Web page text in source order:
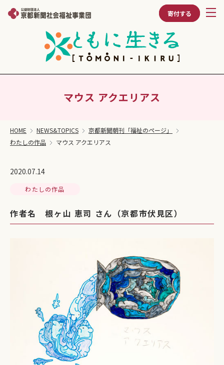
寄付する
マウス アクエリアス
HOME NEWS&TOPICS
京都新聞朝刊「福祉のページ」
わたしの作品
マウス アクエリアス
2020.07.14
わたしの作品
作者名 根ヶ山 恵司 さん（京都市伏見区）